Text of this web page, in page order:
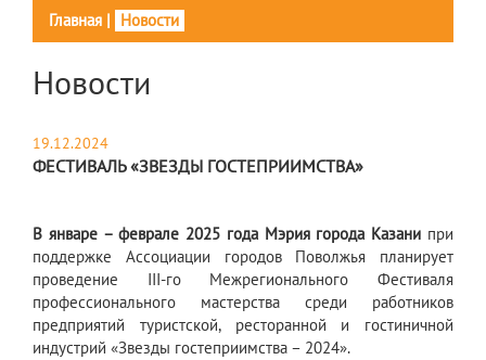
Главная | Новости
Новости
19.12.2024
ФЕСТИВАЛЬ «ЗВЕЗДЫ ГОСТЕПРИИМСТВА»
В январе – феврале 2025 года Мэрия города Казани при
поддержке Ассоциации городов Поволжья планирует
проведение III-го Межрегионального Фестиваля
профессионального мастерства среди работников
предприятий туристской, ресторанной и гостиничной
индустрий «Звезды гостеприимства – 2024».